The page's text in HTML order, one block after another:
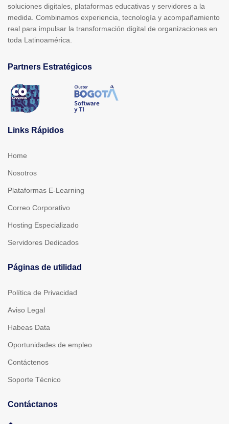
soluciones digitales, plataformas educativas y servidores a la
medida. Combinamos experiencia, tecnología y acompañamiento
real para impulsar la transformación digital de organizaciones en
toda Latinoamérica.
Partners Estratégicos
Links Rápidos
Home
Nosotros
Plataformas E-Learning
Correo Corporativo
Hosting Especializado
Servidores Dedicados
Páginas de utilidad
Política de Privacidad
Aviso Legal
Habeas Data
Oportunidades de empleo
Contáctenos
Soporte Técnico
Contáctanos